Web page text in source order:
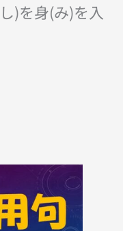
)を身(み)を入